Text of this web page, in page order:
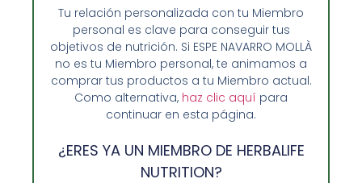
Sobre Nosotros y Herbalife
Ventajas de Comprar en Enformaherbal.com
GUIA RAPIDA Y AYUDA
Guía de Compra
Precios-Envíos-Formas de Pago
Tu relación personalizada con tu Miembro
personal es clave para conseguir tus
objetivos de nutrición. Si ESPE NAVARRO MOLLÀ
no es tu Miembro personal, te animamos a
comprar tus productos a tu Miembro actual.
Como alternativa, haz clic aquí para
continuar en esta página.
¿ERES YA UN MIEMBRO DE HERBALIFE
NUTRITION?